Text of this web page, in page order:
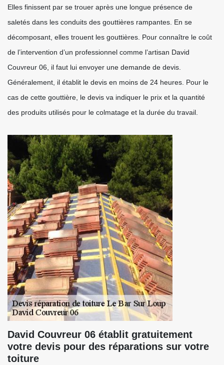
Elles finissent par se trouer après une longue présence de
saletés dans les conduits des gouttières rampantes. En se
décomposant, elles trouent les gouttières. Pour connaître le coût
de l’intervention d’un professionnel comme l’artisan David
Couvreur 06, il faut lui envoyer une demande de devis.
Généralement, il établit le devis en moins de 24 heures. Pour le
cas de cette gouttière, le devis va indiquer le prix et la quantité
des produits utilisés pour le colmatage et la durée du travail.
David Couvreur 06 établit gratuitement
votre devis pour des réparations sur votre
toiture